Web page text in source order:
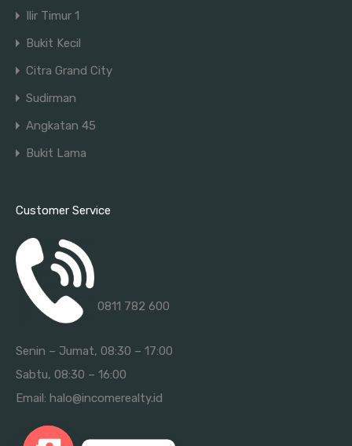
Ilir Timur 1
Bukit Kecil
Citra Grand City
Sudirman
Angkatan 45
Bukit Lama
Customer Service
0811 782 600
Senin – Jumat, 08:30 – 17:00
Sabtu, 08:30 – 16:00
Email: halo@incomerealty.id